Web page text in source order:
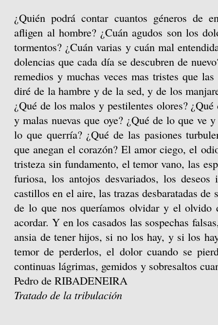
¿Quién podrá contar cuantos géneros de
afligen al hombre? ¿Cuán agudos son los
tormentos? ¿Cuán varias y cuán mal
dolencias que cada día se descubren de
remedios y muchas veces mas tristes que
diré de la hambre y de la sed, y de los
¿Qué de los malos y pestilentes olores?
y malas nuevas que oye? ¿Qué de lo que ve
lo que querría? ¿Qué de las pasiones
que anegan el corazón? El amor ciego, el
tristeza sin fundamento, el temor vano, las
furiosa, los antojos desvariados, los
castillos en el aire, las trazas desbaratadas
de lo que nos queríamos olvidar y el olvido
acordar. Y en los casados las sospechas
ansia de tener hijos, si no los hay, y si los
temor de perderlos, el dolor cuando se
continuas lágrimas, gemidosy sobresaltos
Pedro de RIBADENEIRA
Tratado de la tribulación